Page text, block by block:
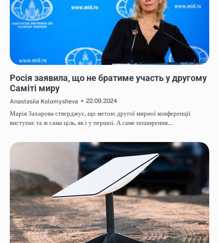
Росія заявила, що не братиме участь у другому
Саміті миру
Anastasiia Kolomysheva
22.09.2024
Марія Захарова стверджує, що метою другої мирної конференції
виступає та ж сама ціль, як і у першої. А саме поширення…